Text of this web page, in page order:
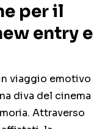
per il
entry e
viaggio emotivo
diva del cinema
Attraverso